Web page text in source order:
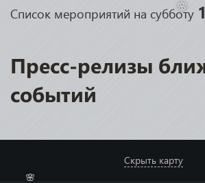
Список мероприятий на субботу
Пресс-релизы
событий
Скрыть карту